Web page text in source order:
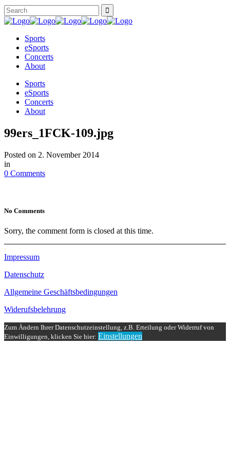
Sports
eSports
Concerts
About
Sports
eSports
Concerts
About
99ers_1FCK-109.jpg
Posted on 2. November 2014
in
0 Comments
No Comments
Sorry, the comment form is closed at this time.
Impressum
Datenschutz
Allgemeine Geschäftsbedingungen
Widerufsbelehrung
Zum Ändern Ihrer Datenschutzeinstellung, z.B. Erteilung oder Widerruf von
Einwilligungen, klicken Sie hier: Einstellungen